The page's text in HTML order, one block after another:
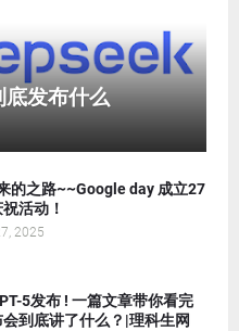
底发布什么
的之路~~Google day 成立27
活动！
2025
5发布 ! 一篇文章带你看完
会到底讲了什么？|理科生网